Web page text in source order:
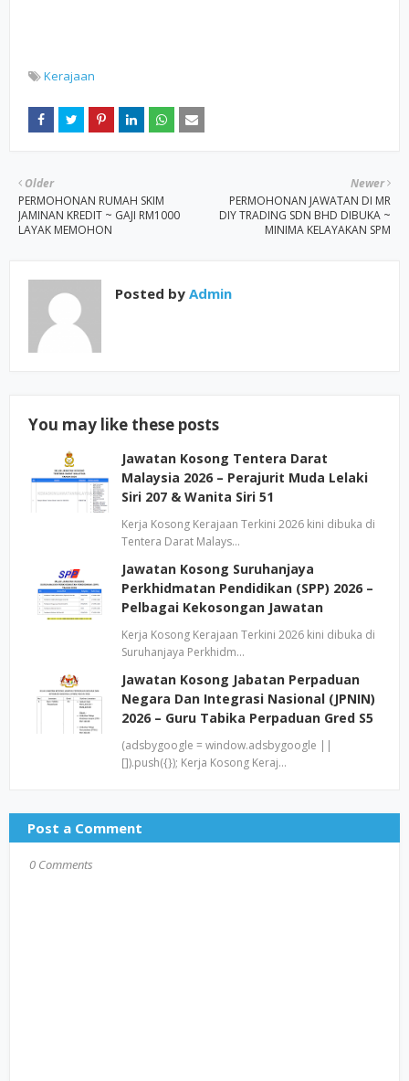
Kerajaan
Newer
PERMOHONAN JAWATAN DI MR
DIY TRADING SDN BHD DIBUKA ~
MINIMA KELAYAKAN SPM
Older
PERMOHONAN RUMAH SKIM
JAMINAN KREDIT ~ GAJI RM1000
LAYAK MEMOHON
Posted by Admin
You may like these posts
Jawatan Kosong Tentera Darat
Malaysia 2026 – Perajurit Muda Lelaki
Siri 207 & Wanita Siri 51
Kerja Kosong Kerajaan Terkini 2026 kini dibuka di
Tentera Darat Malays…
Jawatan Kosong Suruhanjaya
Perkhidmatan Pendidikan (SPP) 2026 –
Pelbagai Kekosongan Jawatan
Kerja Kosong Kerajaan Terkini 2026 kini dibuka di
Suruhanjaya Perkhidm…
Jawatan Kosong Jabatan Perpaduan
Negara Dan Integrasi Nasional (JPNIN)
2026 – Guru Tabika Perpaduan Gred S5
(adsbygoogle = window.adsbygoogle ||
[]).push({}); Kerja Kosong Keraj…
Post a Comment
0 Comments